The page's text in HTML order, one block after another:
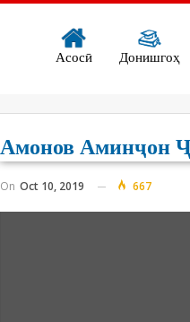
Асосӣ Донишгоҳ
Амонов Аминҷон
On Oct 10, 2019 667